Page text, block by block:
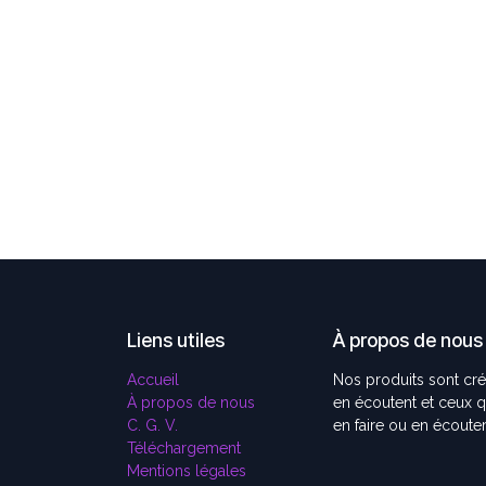
Liens utiles
Accueil
À propos de nous
C. G. V.
Téléchargement
Mentions légales
À propos de nous
Nos produits sont
en écoutent et ceux
en faire ou en